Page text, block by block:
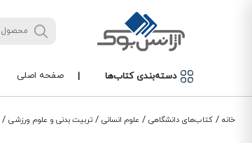
دسته‌بندی کتاب‌ها | صفحه اصلی
خانه / کتاب‌های دانشگاهی / علوم انسانی / تربیت بدنی و علوم ورزشی /